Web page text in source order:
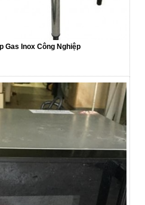
Gas Inox Công Nghiệp